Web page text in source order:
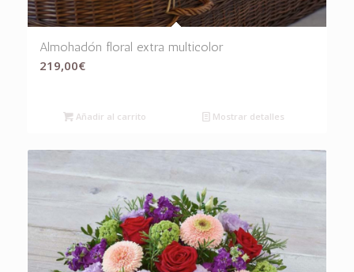
Almohadón floral extra multicolor
219,00€
Añadir al carrito Mostrar detalles